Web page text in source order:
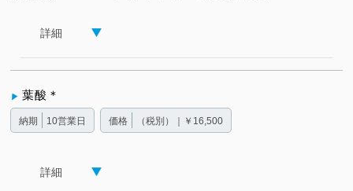
詳細
葉酸＊
納期 10営業日 価格 （税別）｜￥16,500
詳細